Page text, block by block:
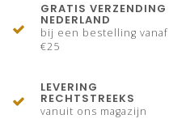
GRATIS VERZENDING
NEDERLAND
bij een bestelling vanaf
€25
LEVERING
RECHTSTREEKS
vanuit ons magazijn